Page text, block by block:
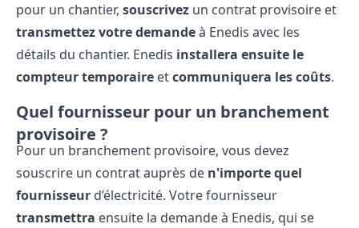
pour un chantier, souscrivez un contrat provisoire et
transmettez votre demandeà Enedis avec les
détails du chantier. Enedis installera ensuite le
compteur temporaire etcommuniquera les coûts.
Quel fournisseur pour un branchement
provisoire ?
Pour un branchement provisoire, vous devez
souscrire un contrat auprès de n'importe quel
fournisseur d’électricité. Votre fournisseur
transmettra ensuite la demande à Enedis, qui se